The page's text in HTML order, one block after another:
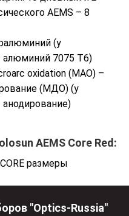
AEMS – 8
(у
алюминий 7075 T6)
oxidation (MAO) –
(МДО) (у
анодирование)
AEMS Core Red:
"Optics-Russia"